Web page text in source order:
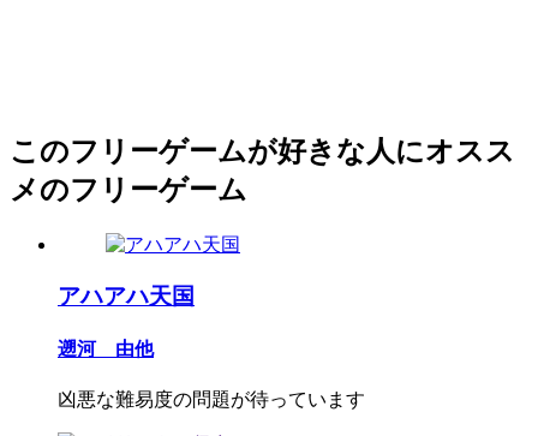
このフリーゲームが好きな人にオスス
メのフリーゲーム
アハアハ天国
遡河 由他
凶悪な難易度の問題が待っています